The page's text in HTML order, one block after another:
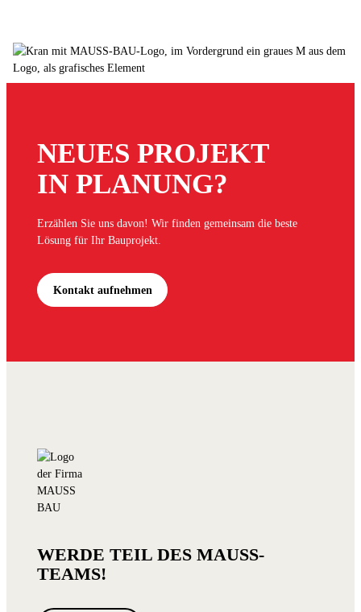
NEUES PROJEKT
IN PLANUNG?
Erzählen Sie uns davon! Wir finden gemeinsam die beste
Lösung für Ihr Bauprojekt.
Kontakt aufnehmen
WERDE TEIL DES MAUSS-
TEAMS!